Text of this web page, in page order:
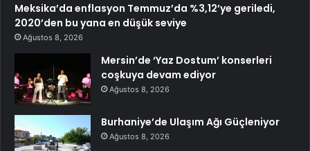
Meksika’da enflasyon Temmuz’da %3,12’ye geriledi,
2020’den bu yana en düşük seviye
Ağustos 8, 2026
Mersin’de ‘Yaz Dostum’ konserleri
coşkuya devam ediyor
Ağustos 8, 2026
Burhaniye’de Ulaşım Ağı Güçleniyor
Ağustos 8, 2026